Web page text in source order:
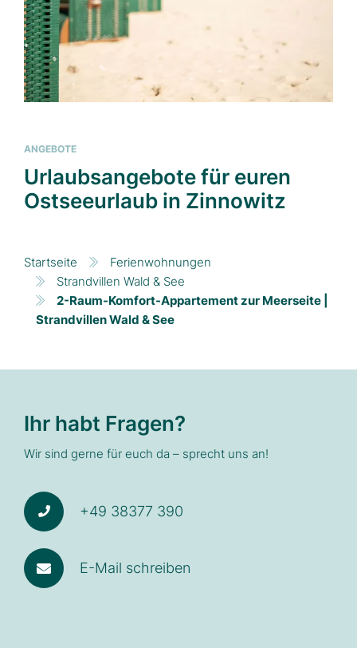
ANGEBOTE
Urlaubsangebote für euren
Ostseeurlaub in Zinnowitz
Startseite
Ferienwohnungen
Strandvillen Wald & See
2-Raum-Komfort-Appartement zur Meerseite |
Strandvillen Wald & See
Ihr habt Fragen?
Wir sind gerne für euch da – sprecht uns an!
+49 38377 390
E-Mail schreiben